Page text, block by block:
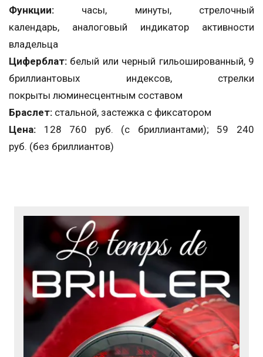
Функции: часы, минуты, стрелочный
календарь, аналоговый индикатор активности
владельца
Циферблат: белый или черный гильошированный, 9
бриллиантовых индексов, стрелки
покрыты люминесцентным составом
Браслет: стальной, застежка с фиксатором
Цена: 128 760 руб. (с бриллиантами); 59 240
руб. (без бриллиантов)